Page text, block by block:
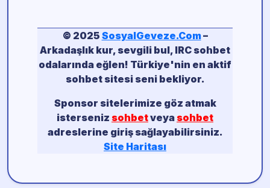
© 2025 SosyalGeveze.Com–
Arkadaşlık kur, sevgili bul, IRC sohbet
odalarında eğlen! Türkiye'nin en aktif
sohbet sitesi seni bekliyor.
Sponsor sitelerimize göz atmak
isterseniz sohbetveya sohbet
adreslerine giriş sağlayabilirsiniz.
Site Haritası